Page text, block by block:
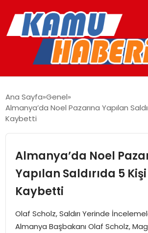
YAŞAM
EKONOMI
SPOR
Ana Sayfa Genel
Almanya’da Noel Pazarına Yapılan
Kaybetti
Almanya’da Noel
Yapılan Saldırıda 5
Kaybetti
Olaf Scholz, Saldırı Yerinde
Almanya Başbakanı Olaf Scholz,